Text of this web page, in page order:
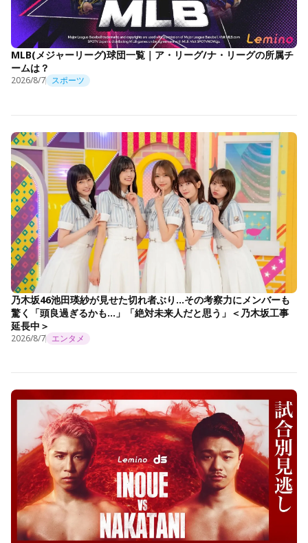
MLB(メジャーリーグ)球団一覧｜ア・リーグ/ナ・リーグの所属チ
ームは？
2026/8/7 スポーツ
乃木坂46池田瑛紗が見せた切れ者ぶり…その考察力にメンバーも
驚く「頭良過ぎるかも…」「絶対未来人だと思う」＜乃木坂工事
延長中＞
2026/8/7 エンタメ